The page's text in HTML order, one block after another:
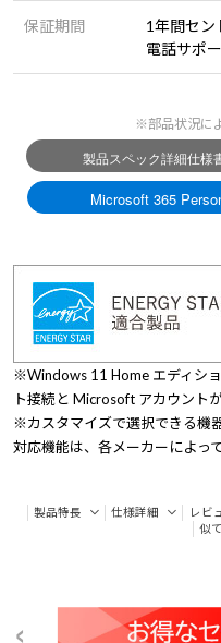
保証期間
1年間セン
電話サポ
※部品状況に
※Windows 11 Home エディシ
ト接続と Microsoft アカウントが
※カスタマイズで選択できる機
対応機能は、各メーカーによっ
製品特長 仕様詳細 レビ
似